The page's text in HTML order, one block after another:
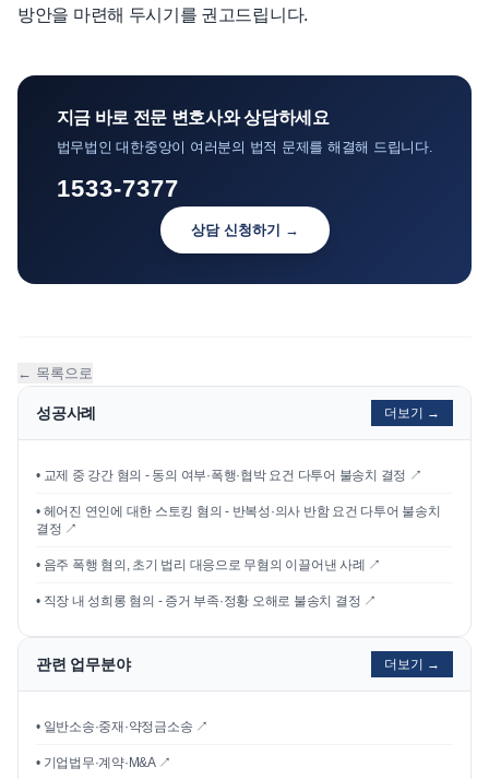
방안을 마련해 두시기를 권고드립니다.
지금 바로 전문 변호사와 상담하세요
법무법인 대한중앙이 여러분의 법적 문제를 해결해 드립니다.
1533-7377
상담 신청하기 →
← 목록으로
성공사례 더보기 →
• 교제 중 강간 혐의 - 동의 여부·폭행·협박 요건 다투어 불송치 결정 ↗
• 헤어진 연인에 대한 스토킹 혐의 - 반복성·의사 반함 요건 다투어 불송치
결정 ↗
• 음주 폭행 혐의, 초기 법리 대응으로 무혐의 이끌어낸 사례 ↗
• 직장 내 성희롱 혐의 - 증거 부족·정황 오해로 불송치 결정 ↗
관련 업무분야 더보기 →
• 일반소송·중재·약정금소송 ↗
• 기업법무·계약·M&A ↗